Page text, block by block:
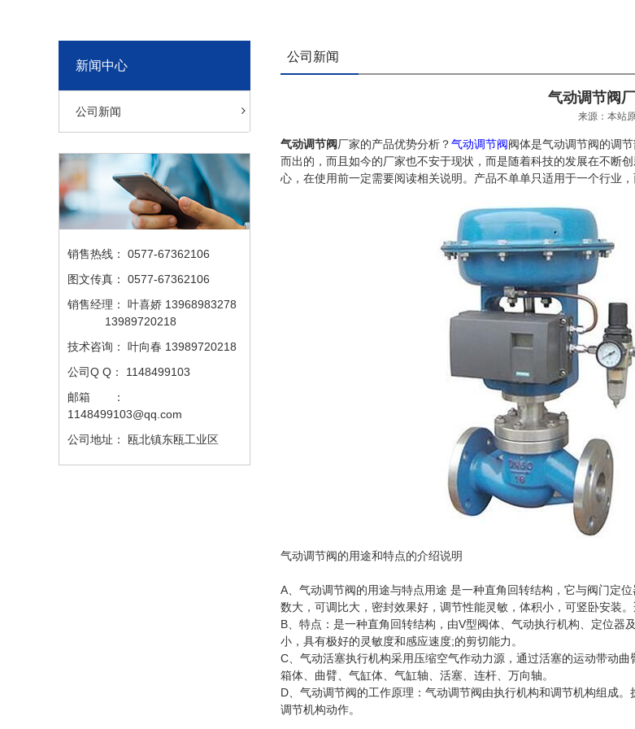
新闻中心
公司新闻
销售热线： 0577-67362106
图文传真： 0577-67362106
销售经理： 叶喜娇 13968983278
13989720218
技术咨询： 叶向春 13989720218
公司Q Q： 1148499103
邮箱 ：
1148499103@qq.com
公司地址： 瓯北镇东瓯工业区
公司新闻
气动调节阀
来源：本站
气动调节阀厂家的产品优势分析？气动调节阀阀体是气动调节阀的调
而出的，而且如今的厂家也不安于现状，而是随着科技的发展在不断
心，在使用前一定需要阅读相关说明。产品不单单只适用于一个行业，
气动调节阀的用途和特点的介绍说明
A、气动调节阀的用途与特点用途 是一种直角回转结构，它与阀门定
数大，可调比大，密封效果好，调节性能灵敏，体积小，可竖卧安装
B、特点：是一种直角回转结构，由V型阀体、气动执行机构、定位
小，具有极好的灵敏度和感应速度;的剪切能力。
C、气动活塞执行机构采用压缩空气作动力源，通过活塞的运动带动
箱体、曲臂、气缸体、气缸轴、活塞、连杆、万向轴。
D、气动调节阀的工作原理：气动调节阀由执行机构和调节机构组成
调节机构动作。